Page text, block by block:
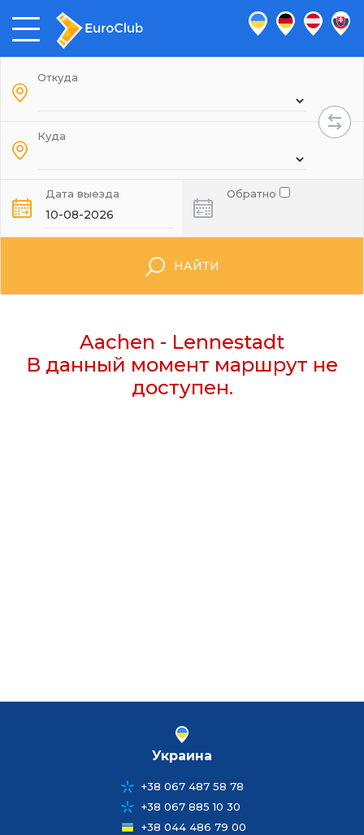
Откуда
Куда
Дата выезда Обратно
НАЙТИ
Aachen - Lennestadt
В данный момент маршрут не
доступен.
Украина
+38 067 487 58 78
+38 067 885 10 30
+38 044 486 79 00